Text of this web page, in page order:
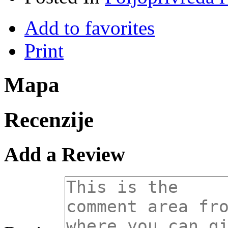
Add to favorites
Print
Mapa
Recenzije
Add a Review